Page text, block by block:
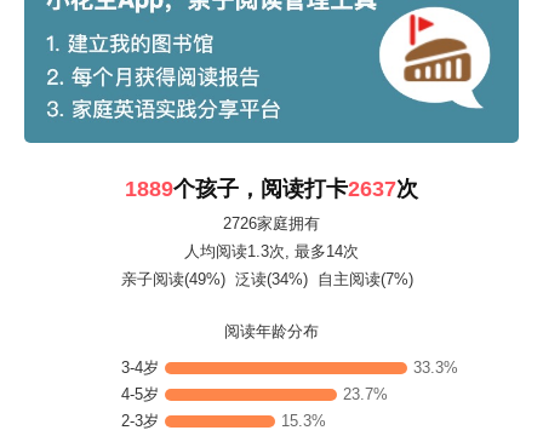
1889个孩子，阅读打卡2637次
2726家庭拥有
人均阅读1.3次, 最多14次
亲子阅读(49%) 泛读(34%) 自主阅读(7%)
阅读年龄分布
3-4岁
33.3%
4-5岁
23.7%
2-3岁
15.3%